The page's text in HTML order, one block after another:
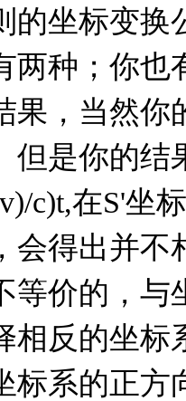
的坐标变换
两种；你也
果，当然你
但是你的结
c)t,在S'坐
会得出并不
等价的，与
相反的坐标
标系的正方